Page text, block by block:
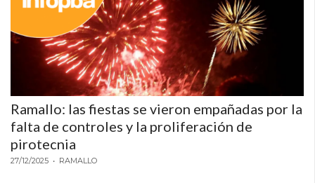
TAPA
DIARIO
REPORTERO
DIARIO
DEPORTIVO
GRUPO
DE
Ramallo: las fiestas se vieron empañadas por la
falta de controles y la proliferación de
pirotecnia
27/12/2025 • RAMALLO